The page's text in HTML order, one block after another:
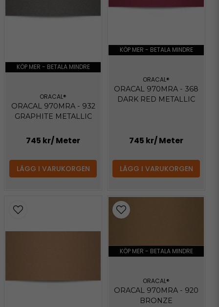
KÖP MER - BETALA MINDRE
ORACAL®
ORACAL 970MRA - 932
GRAPHITE METALLIC
745 kr/ Meter
LÄGG I VARUKORGEN
KÖP MER - BETALA MINDRE
ORACAL®
ORACAL 970MRA - 368
DARK RED METALLIC
745 kr/ Meter
LÄGG I VARUKORGEN
KÖP MER - BETALA MINDRE
ORACAL®
ORACAL 970MRA - 920
BRONZE